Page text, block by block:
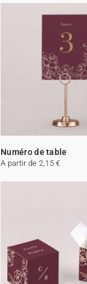
Numéro de table
A partir de 2,15 €